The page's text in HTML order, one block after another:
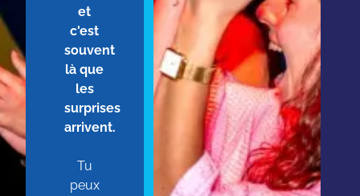
et
c'est
souvent
là que
les
surprises
arrivent.
Tu
peux